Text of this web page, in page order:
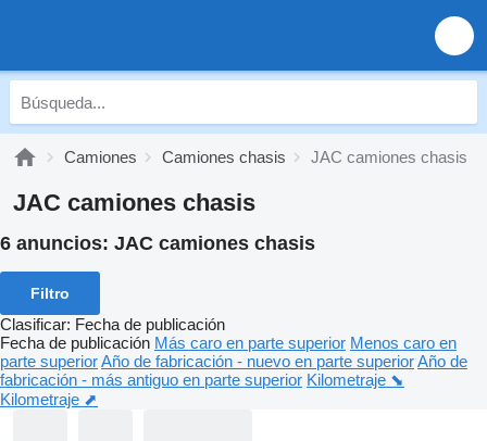
Camiones Camiones chasis JAC camiones chasis
JAC camiones chasis
6 anuncios: JAC camiones chasis
Filtro
Clasificar: Fecha de publicación
Fecha de publicación Más caro en parte superior Menos caro en
parte superiorAño de fabricación - nuevo en parte superiorAño de
fabricación - más antiguo en parte superior Kilometraje ⬊
Kilometraje ⬈